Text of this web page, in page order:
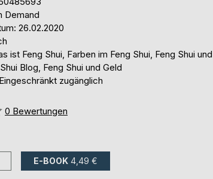
Demand
26.02.2020
ist Feng Shui, Farben im Feng Shui, Feng Shui und
Blog, Feng Shui und Geld
zugänglich
0 Bewertungen
E-BOOK 4,49 €